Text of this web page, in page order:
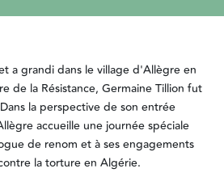
a grandi dans le village d'Allègre en
de la Résistance, Germaine Tillion fut
la perspective de son entrée
accueille une journée spéciale
de renom et à ses engagements
la torture en Algérie.